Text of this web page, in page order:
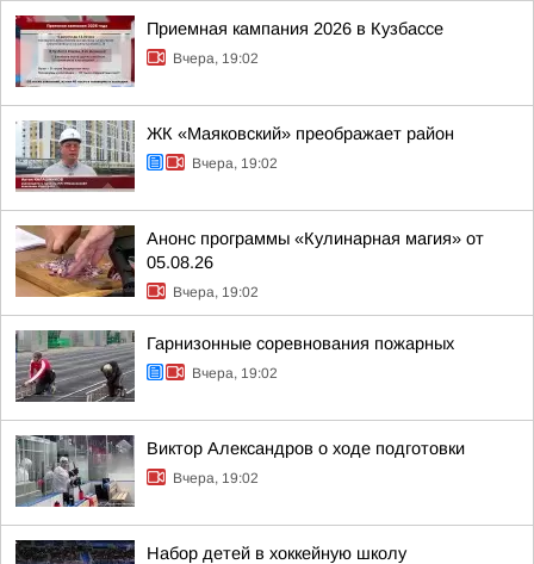
Приемная кампания 2026 в Кузбассе
Вчера, 19:02
ЖК «Маяковский» преображает район
Вчера, 19:02
Анонс программы «Кулинарная магия» от
05.08.26
Вчера, 19:02
Гарнизонные соревнования пожарных
Вчера, 19:02
Виктор Александров о ходе подготовки
Вчера, 19:02
Набор детей в хоккейную школу